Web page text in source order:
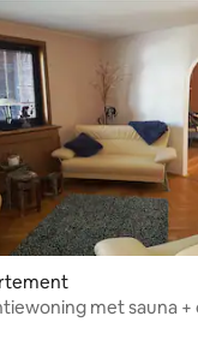
van 4,86 uit 5,
met sauna +